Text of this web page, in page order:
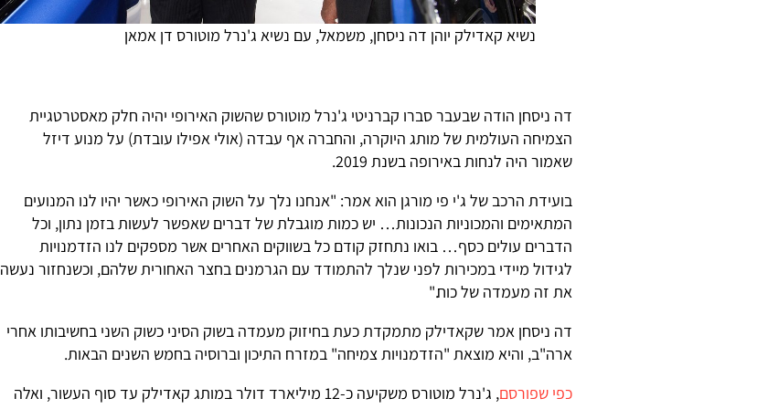
נשיא קאדילק יוהן דה ניסחן, משמאל, עם נשיא ג'נרל מוטורס דן אמאן
דה ניסחן הודה שבעבר סברו קברניטי ג'נרל מוטורס שהשוק האירופי יהיה חלק מאסטרטגיית
הצמיחה העולמית של מותג היוקרה, והחברה אף עבדה (אולי אפילו עובדת) על מנוע דיזל
שאמור היה לנחות באירופה בשנת 2019.
בועידת הרכב של ג'י פי מורגן הוא אמר: "אנחנו נלך על השוק האירופי כאשר יהיו לנו המנועים
המתאימים והמכוניות הנכונות… יש כמות מוגבלת של דברים שאפשר לעשות בזמן נתון, וכל
הדברים עולים כסף… בואו נתחזק קודם כל בשווקים האחרים אשר מספקים לנו הזדמנויות
לגידול מיידי במכירות לפני שנלך להתמודד עם הגרמנים בחצר האחורית שלהם, וכשנחזור נעשה
את זה מעמדה של כוח."
דה ניסחן אמר שקאדילק מתמקדת כעת בחיזוק מעמדה בשוק הסיני כשוק השני בחשיבותו אחרי
ארה"ב, והיא מוצאת "הזדמנויות צמיחה" במזרח התיכון וברוסיה בחמש השנים הבאות.
כפי שפורסם
, ג'נרל מוטורס משקיעה כ-12 מיליארד דולר במותג קאדילק עד סוף העשור, ואלה